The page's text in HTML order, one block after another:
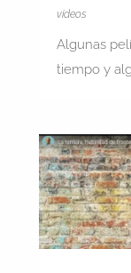
videos
Algunas
tiempo y